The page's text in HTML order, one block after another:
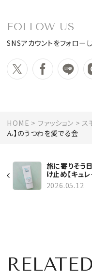
FOLLOW US
SNSアカウントをフォロー
HOME ファッション ス
ん】のうつわを愛でる会
旅に寄りそう
け止め【キュレ
潤浸保湿 スキ
リペアＵＶセラ
2026.05.12